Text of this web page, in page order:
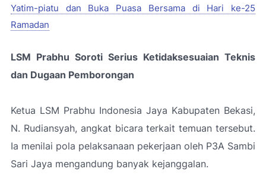
Yatim-piatu dan Buka Puasa Bersama di Hari ke-25
Ramadan
LSM Prabhu Soroti Serius Ketidaksesuaian Teknis
dan Dugaan Pemborongan
Ketua LSM Prabhu Indonesia Jaya Kabupaten Bekasi,
N. Rudiansyah, angkat bicara terkait temuan tersebut.
Ia menilai pola pelaksanaan pekerjaan oleh P3A Sambi
Sari Jaya mengandung banyak kejanggalan.